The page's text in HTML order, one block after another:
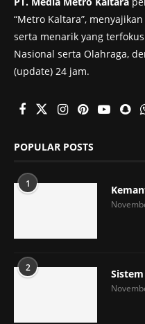
“Metro Kaltara”,
serta menarik yang
Nasional serta Olahraga,
(update) 24 jam.
POPULAR POSTS
1
2